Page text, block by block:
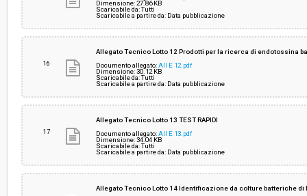
Dimensione: 27.86 KB
Scaricabile da: Tutti
Scaricabile a partire da: Data pubblicazione
16
Allegato Tecnico Lotto 12 Prodotti per la ricerca di endotossina
Documento allegato:All E 12.pdf
Dimensione: 30.12 KB
Scaricabile da: Tutti
Scaricabile a partire da: Data pubblicazione
17
Allegato Tecnico Lotto 13 TEST RAPIDl
Documento allegato:All E 13.pdf
Dimensione: 34.04 KB
Scaricabile da: Tutti
Scaricabile a partire da: Data pubblicazione
Allegato Tecnico Lotto 14 Identificazione da colture batteriche